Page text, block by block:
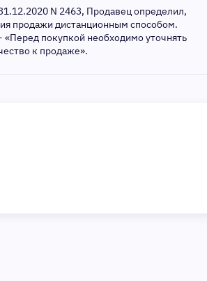
N 2463, Продавец определил,
продажи дистанционным способом.
покупкой необходимо уточнять
к продаже».